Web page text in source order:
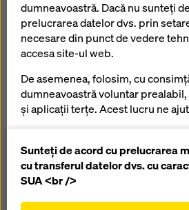
Cofrajul
MF240
Cofrajul căţărător manevrabil
construcţii de orice formă şi
Prezentare
Manuale,
dumneavoastră. Dacă nu sunteți
prelucrarea datelor dvs. prin
necesare din punct de vedere
accesa site-ul web.
De asemenea, folosim, cu
dumneavoastră voluntar
și aplicații terțe. Acest lucru ne
îmbunătățirea continuă a
nostru web (cookie-uri
facilitarea unui proces de
Sunteți de acord cu prelucrarea
cu transferul datelor dvs. cu
SUA <br />